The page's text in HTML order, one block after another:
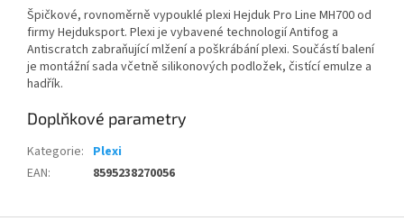
Špičkové, rovnoměrně vypouklé plexi Hejduk Pro Line MH700 od
firmy Hejduksport. Plexi je vybavené technologií Antifog a
Antiscratch zabraňující mlžení a poškrábání plexi. Součástí balení
je montážní sada včetně silikonových podložek, čistící emulze a
hadřík.
Doplňkové parametry
Kategorie: Plexi
EAN: 8595238270056